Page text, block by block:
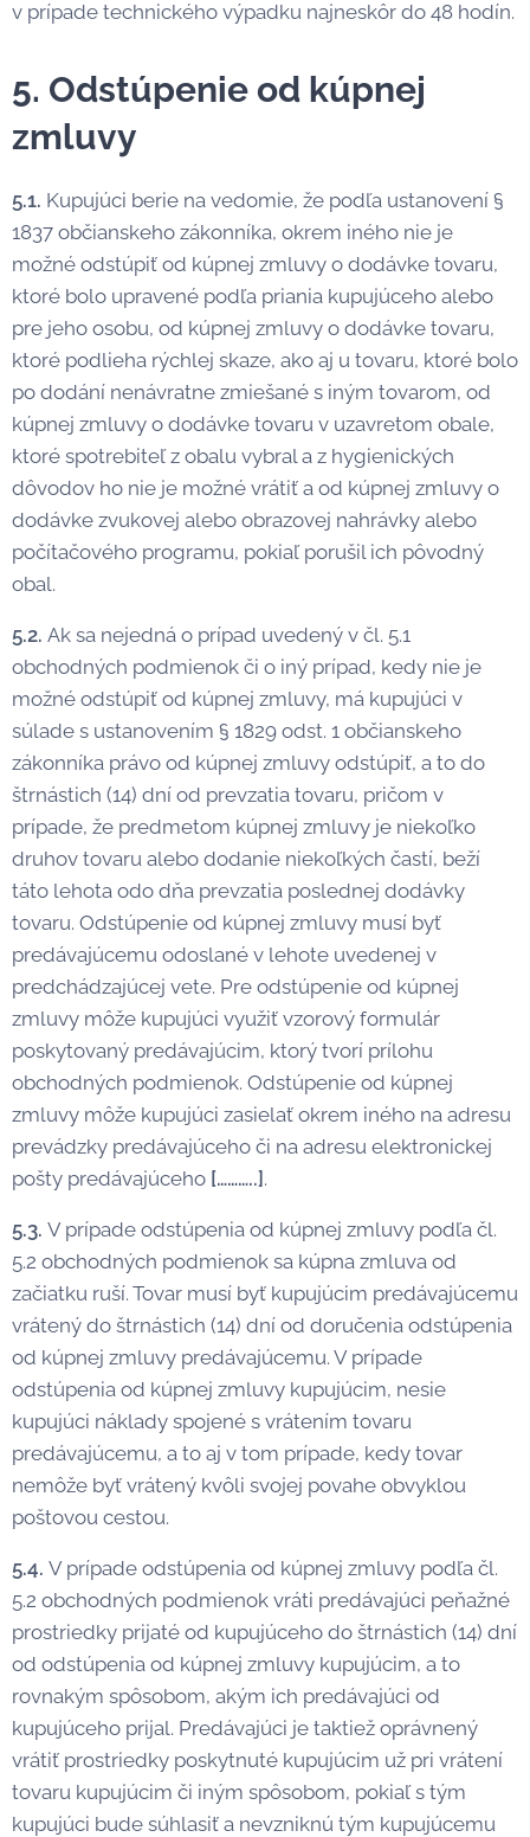
v prípade technického výpadku najneskôr do 48 hodín.
5. Odstúpenie od kúpnej
zmluvy
5.1. Kupujúci berie na vedomie, že podľa ustanovení §
1837 občianskeho zákonníka, okrem iného nie je
možné odstúpiť od kúpnej zmluvy o dodávke tovaru,
ktoré bolo upravené podľa priania kupujúceho alebo
pre jeho osobu, od kúpnej zmluvy o dodávke tovaru,
ktoré podlieha rýchlej skaze, ako aj u tovaru, ktoré bolo
po dodání nenávratne zmiešané s iným tovarom, od
kúpnej zmluvy o dodávke tovaru v uzavretom obale,
ktoré spotrebiteľ z obalu vybral a z hygienických
dôvodov ho nie je možné vrátiť a od kúpnej zmluvy o
dodávke zvukovej alebo obrazovej nahrávky alebo
počítačového programu, pokiaľ porušil ich pôvodný
obal.
5.2. Ak sa nejedná o prípad uvedený v čl. 5.1
obchodných podmienok či o iný prípad, kedy nie je
možné odstúpiť od kúpnej zmluvy, má kupujúci v
súlade s ustanovením § 1829 odst. 1 občianskeho
zákonníka právo od kúpnej zmluvy odstúpiť, a to do
štrnástich (14) dní od prevzatia tovaru, pričom v
prípade, že predmetom kúpnej zmluvy je niekoľko
druhov tovaru alebo dodanie niekoľkých častí, beží
táto lehota odo dňa prevzatia poslednej dodávky
tovaru. Odstúpenie od kúpnej zmluvy musí byť
predávajúcemu odoslané v lehote uvedenej v
predchádzajúcej vete. Pre odstúpenie od kúpnej
zmluvy môže kupujúci využiť vzorový formulár
poskytovaný predávajúcim, ktorý tvorí prílohu
obchodných podmienok. Odstúpenie od kúpnej
zmluvy môže kupujúci zasielať okrem iného na adresu
prevádzky predávajúceho či na adresu elektronickej
pošty predávajúceho [………..] .
5.3. V prípade odstúpenia od kúpnej zmluvy podľa čl.
5.2 obchodných podmienok sa kúpna zmluva od
začiatku ruší. Tovar musí byť kupujúcim predávajúcemu
vrátený do štrnástich (14) dní od doručenia odstúpenia
od kúpnej zmluvy predávajúcemu. V prípade
odstúpenia od kúpnej zmluvy kupujúcim, nesie
kupujúci náklady spojené s vrátením tovaru
predávajúcemu, a to aj v tom prípade, kedy tovar
nemôže byť vrátený kvôli svojej povahe obvyklou
poštovou cestou.
5.4. V prípade odstúpenia od kúpnej zmluvy podľa čl.
5.2 obchodných podmienok vráti predávajúci peňažné
prostriedky prijaté od kupujúceho do štrnástich (14) dní
od odstúpenia od kúpnej zmluvy kupujúcim, a to
rovnakým spôsobom, akým ich predávajúci od
kupujúceho prijal. Predávajúci je taktiež oprávnený
vrátiť prostriedky poskytnuté kupujúcim už pri vrátení
tovaru kupujúcim či iným spôsobom, pokiaľ s tým
kupujúci bude súhlasiť a nevzniknú tým kupujúcemu